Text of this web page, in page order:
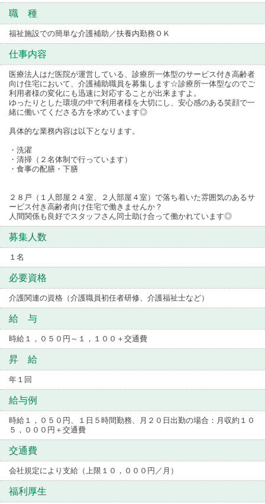
職 種
福祉施設での簡単な介護補助／扶養内勤務ＯＫ
仕事内容
医療法人はだ医院が運営している、診療所一体型のサービス付き高齢者
向け住宅において、介護補助職員を募集します☆診療所一体型なのでご
利用者様の変化にも迅速に対応することが出来ますよ。
ゆったりとした環境の中で利用者様を大切にし、安心感のある笑顔で一
緒に働いてくださる方を求めています◎
具体的な業務内容は以下となります。
・洗濯
・清掃（２名体制で行っています）
・食事の配膳・下膳
２８戸（１人部屋２４室、２人部屋４室）で落ち着いた雰囲気のあるサ
ービス付き高齢者向け住宅で働きませんか？
人間関係も良好でスタッフさん同士助け合って働かれています◎
募集人数
１名
必要資格
介護関連の資格（介護職員初任者研修、介護福祉士など）
給 与
時給１，０５０円～１，１００＋交通費
昇 給
年１回
給与例
時給１，０５０円、１日５時間勤務、月２０日出勤の場合：月収約１０
５，０００円＋交通費
交通費
会社規定により支給（上限１０，０００円／月）
福利厚生